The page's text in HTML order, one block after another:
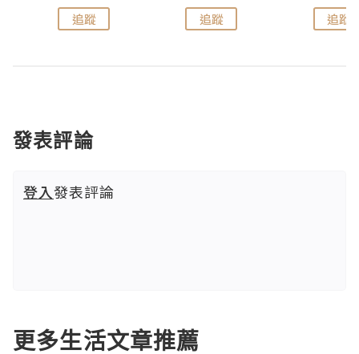
追蹤 追蹤 追蹤
發表評論
登入發表評論
更多生活文章推薦